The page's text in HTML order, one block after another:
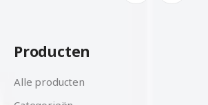
Producten
Alle producten